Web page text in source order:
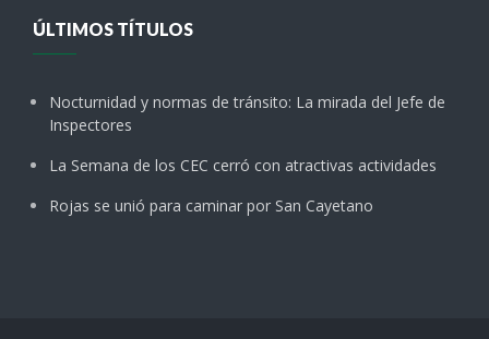
ÚLTIMOS TÍTULOS
Nocturnidad y normas de tránsito: La mirada del Jefe de
Inspectores
La Semana de los CEC cerró con atractivas actividades
Rojas se unió para caminar por San Cayetano